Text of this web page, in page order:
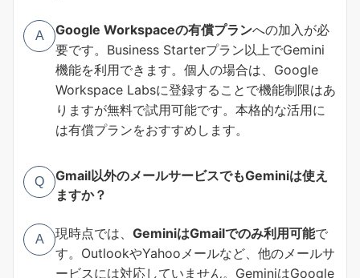
A Google Workspaceの有償プランへの加入が必
要です。Business Starterプラン以上でGemini
機能を利用できます。個人の場合は、Google
Workspace Labsに登録することで機能制限はあ
りますが無料で試用可能です。本格的な活用に
は有償プランをおすすめします。
Q
Gmail以外のメールサービスでもGeminiは使え
ますか？
A 現時点では、 GeminiはGmailでのみ利用可能で
す。OutlookやYahooメールなど、他のメールサ
ービスには対応していません。GeminiはGoogle